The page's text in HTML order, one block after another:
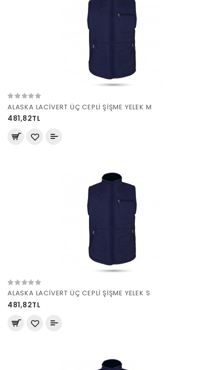
ALASKA LACİVERT ÜÇ CEPLİ ŞİŞME YELEK M
481,82TL
ALASKA LACİVERT ÜÇ CEPLİ ŞİŞME YELEK S
481,82TL